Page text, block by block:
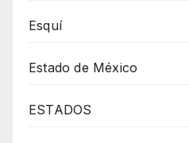
Esquí
Estado de México
ESTADOS